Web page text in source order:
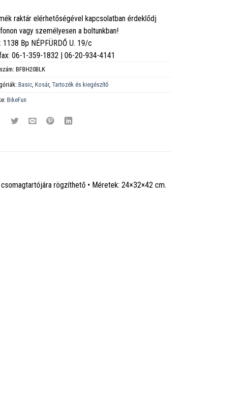
raktár elérhetőségével kapcsolatban érdeklődj
vagy személyesen a boltunkban!
1138 Bp NÉPFÜRDŐ U. 19/c
06-1-359-1832 | 06-20-934-4141
BFBH20BLK
Basic ,Kosár,Tartozék és kiegészítő
BikeFun
rögzíthető • Méretek: 24×32×42 cm.